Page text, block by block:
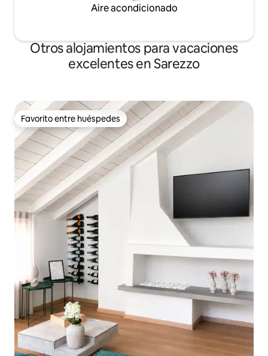
Aire acondicionado
Otros alojamientos para vacaciones
excelentes en Sarezzo
Favorito entre huéspedes
Favorito entre huéspedes